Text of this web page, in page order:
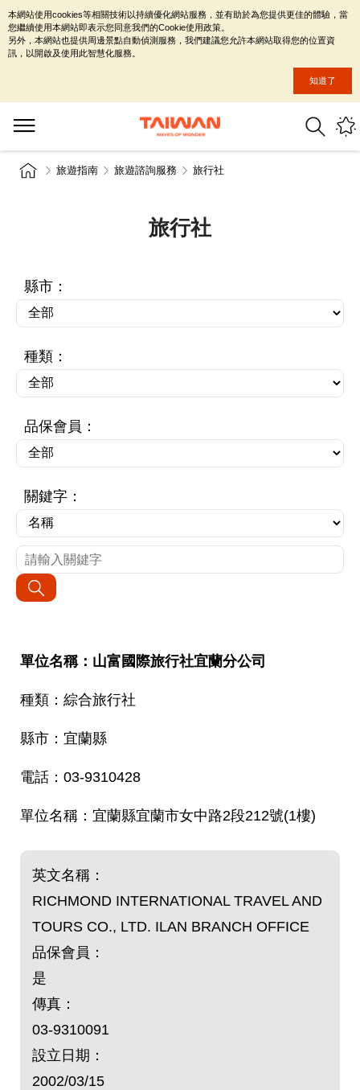
旅遊指南 旅遊諮詢服務 旅行社
旅行社
縣市：
種類：
品保會員：
關鍵字：
山富國際旅行社宜蘭分公司
綜合旅行社
宜蘭縣
03-9310428
宜蘭縣宜蘭市女中路2段212號(1樓)
英文名稱：
RICHMOND INTERNATIONAL TRAVEL AND
TOURS CO., LTD. ILAN BRANCH OFFICE
品保會員：
是
傳真：
03-9310091
設立日期：
2002/03/15
本網站使用cookies等相關技術以持續優化網站服務，並有助於為您提供更佳的體驗，當
您繼續使用本網站即表示您同意我們的Cookie使用政策。
另外，本網站也提供周邊景點自動偵測服務，我們建議您允許本網站取得您的位置資
訊，以開啟及使用此智慧化服務。
知道了